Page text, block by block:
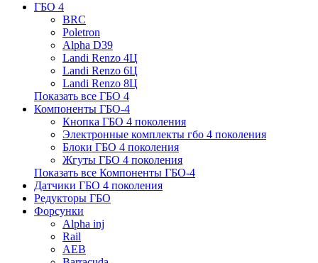
ГБО 4
BRC
Poletron
Alpha D39
Landi Renzo 4Ц
Landi Renzo 6Ц
Landi Renzo 8Ц
Показать все ГБО 4
Компоненты ГБО-4
Кнопка ГБО 4 поколения
Электронные комплекты гбо 4 поколения
Блоки ГБО 4 поколения
Жгуты ГБО 4 поколения
Показать все Компоненты ГБО-4
Датчики ГБО 4 поколения
Редукторы ГБО
Форсунки
Alpha inj
Rail
AEB